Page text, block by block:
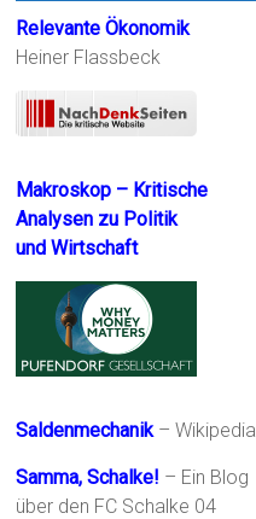
Relevante Ökonomik
Heiner Flassbeck
Makroskop – Kritische
Analysen zu Politik
und Wirtschaft
Saldenmechanik– Wikipedia
Samma, Schalke! – Ein Blog
über den FC Schalke 04